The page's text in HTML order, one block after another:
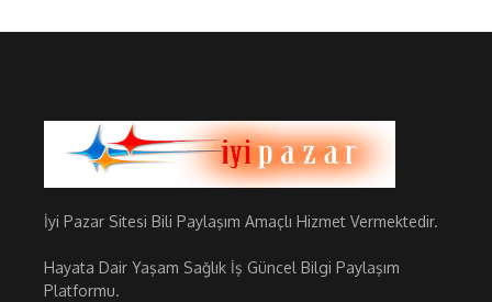
İyi Pazar Sitesi Bili Paylaşım Amaçlı Hizmet Vermektedir.
Hayata Dair Yaşam Sağlık İş Güncel Bilgi Paylaşım
Platformu.